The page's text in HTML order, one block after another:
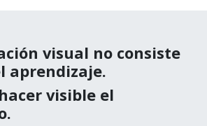
visual no consiste
aprendizaje.
visible el